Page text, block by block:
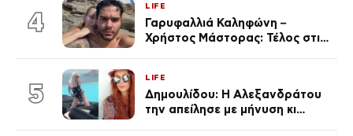
εκ. likes
4
LIFE
Γαρυφαλλιά Καληφώνη –
Χρήστος Μάστορας: Τέλος στις
5
LIFE
Δημουλίδου: Η Αλεξανδράτου
την απείλησε με μήνυση κι